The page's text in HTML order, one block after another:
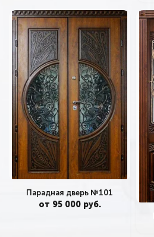
Парадная дверь №101
от 95 000 руб.